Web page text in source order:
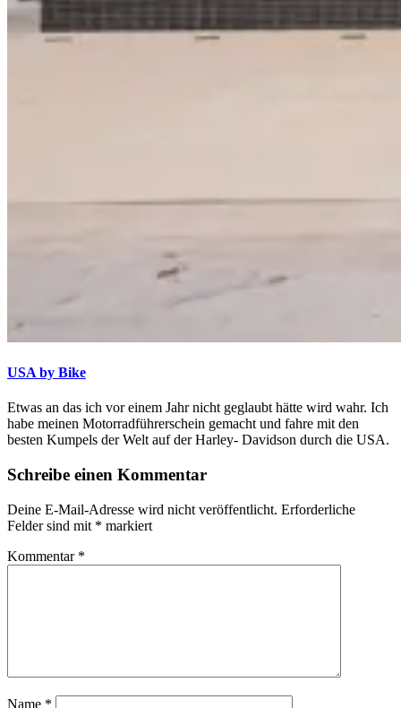
USA by Bike
Etwas an das ich vor einem Jahr nicht geglaubt hätte wird wahr. Ich
habe meinen Motorradführerschein gemacht und fahre mit den
besten Kumpels der Welt auf der Harley- Davidson durch die USA.
Schreibe einen Kommentar
Deine E-Mail-Adresse wird nicht veröffentlicht. Erforderliche
Felder sind mit * markiert
Kommentar *
Name *